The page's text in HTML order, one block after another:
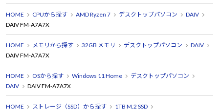
HOME CPUから探す AMD Ryzen 7 デスクトップパソコン
DAIV
DAIV FM-A7A7X
HOME メモリから探す 32GB メモリ デスクトップパソコン
DAIV
DAIV FM-A7A7X
HOME OSから探す Windows 11 Home
デスクトップパソコン
DAIV
DAIV FM-A7A7X
HOME ストレージ（SSD）から探す
1TB M.2 SSD